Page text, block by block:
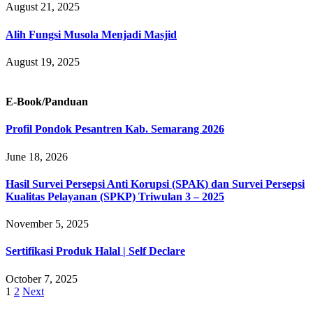
August 21, 2025
Alih Fungsi Musola Menjadi Masjid
August 19, 2025
E-Book/Panduan
Profil Pondok Pesantren Kab. Semarang 2026
June 18, 2026
Hasil Survei Persepsi Anti Korupsi (SPAK) dan Survei Persepsi
Kualitas Pelayanan (SPKP) Triwulan 3 – 2025
November 5, 2025
Sertifikasi Produk Halal | Self Declare
October 7, 2025
1 2 Next